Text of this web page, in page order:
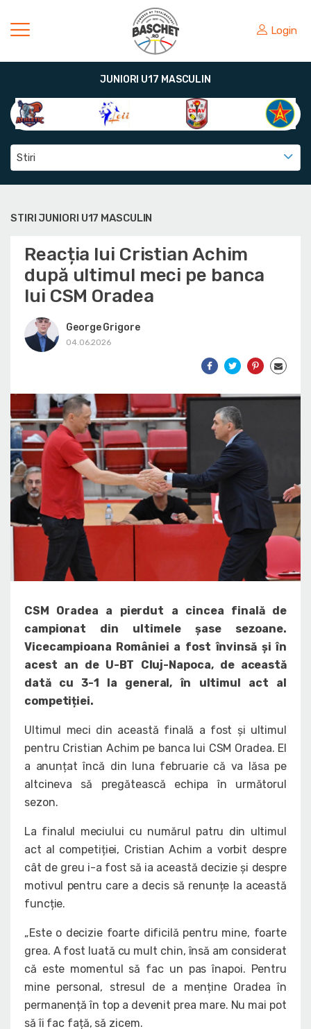
Login
JUNIORI U17 MASCULIN
Stiri
STIRI JUNIORI U17 MASCULIN
Reacția lui Cristian Achim
după ultimul meci pe banca
lui CSM Oradea
George Grigore
04.06.2026
CSM Oradea a pierdut a cincea finală de
campionat din ultimele șase sezoane.
Vicecampioana României a fost învinsă și în
acest an de U-BT Cluj-Napoca, de această
dată cu 3-1 la general, în ultimul act al
competiției.
Ultimul meci din această finală a fost și ultimul
pentru Cristian Achim pe banca lui CSM Oradea. El
a anunțat încă din luna februarie că va lăsa pe
altcineva să pregătească echipa în următorul
sezon.
La finalul meciului cu numărul patru din ultimul
act al competiției, Cristian Achim a vorbit despre
cât de greu i-a fost să ia această decizie și despre
motivul pentru care a decis să renunțe la această
funcție.
„Este o decizie foarte dificilă pentru mine, foarte
grea. A fost luată cu mult chin, însă am considerat
că este momentul să fac un pas înapoi. Pentru
mine personal, stresul de a menține Oradea în
permanență în top a devenit prea mare. Nu mai pot
să îi fac față, să zicem.